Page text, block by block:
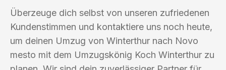
Überzeuge dich selbst von unseren zufriedenen
Kundenstimmen und kontaktiere uns noch heute,
um deinen Umzug von Winterthur nach Novo
mesto mit dem Umzugskönig Koch Winterthur zu